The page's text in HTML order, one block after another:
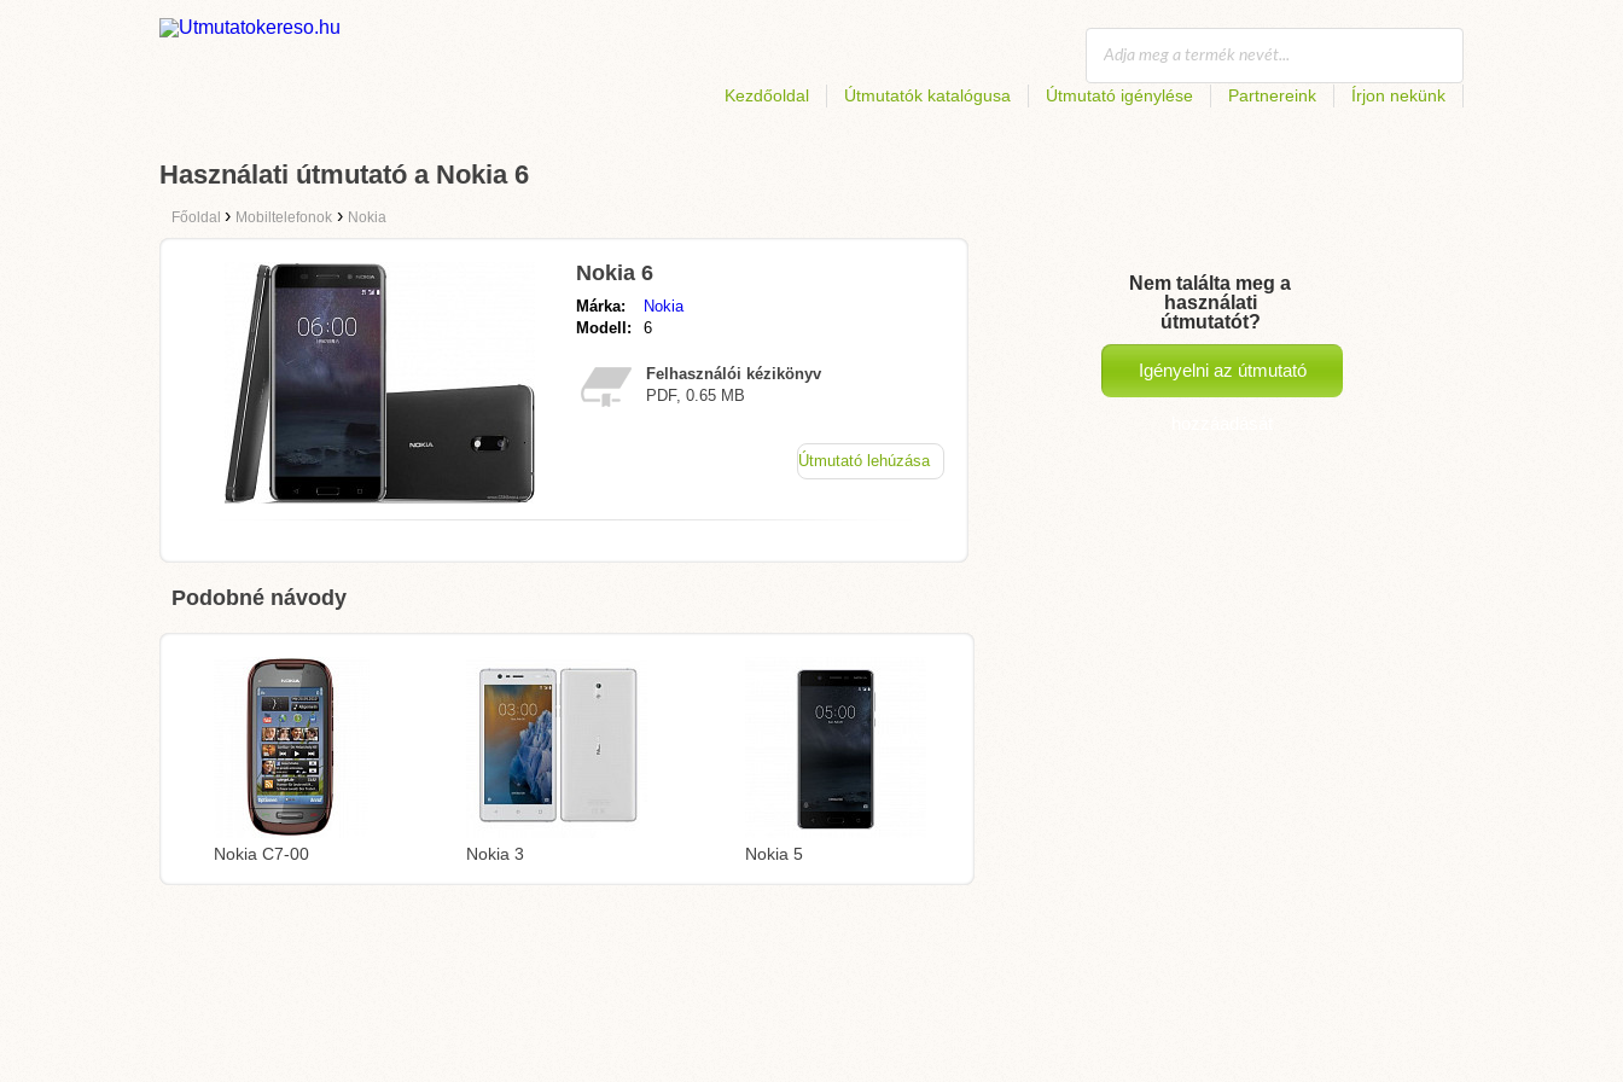
Kezdőoldal Útmutatók katalógusa Útmutató igénylése Partnereink Írjon nekünk
Használati útmutató a Nokia 6
Főoldal › Mobiltelefonok › Nokia
Nokia 6
Márka:
Nokia
Modell:
6
Felhasználói kézikönyv
PDF, 0.65 MB
Útmutató lehúzása
Podobné návody
Nokia C7-00 Nokia 3 Nokia 5
Nem találta meg a
használati
útmutatót?
Igényelni az útmutató